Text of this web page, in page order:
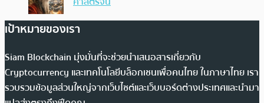
เป้าหมายของเรา
Siam Blockchain มุ่งมั่นที่จะช่วยนำเสนอสารเกี่ยวกับ
Cryptocurrency และเทคโนโลยีบล็อกเชนเพื่อคนไทย ในภาษาไทย เรา
รวบรวมข้อมูลส่วนใหญ่จากเว็บไซต์และเว็บบอร์ดต่างประเทศและนำมา